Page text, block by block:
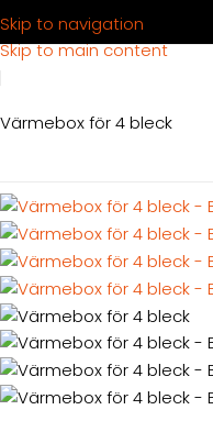
Skip to navigation
Skip to main content
Värmebox för 4 bleck